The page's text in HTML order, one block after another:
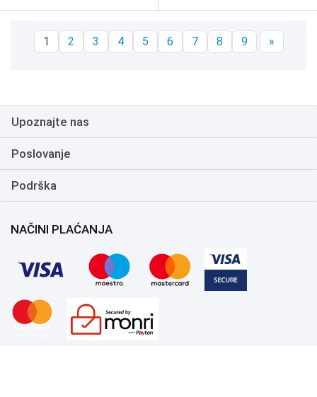
1 2 3 4 5 6 7 8 9 »
Upoznajte nas
Poslovanje
Podrška
NAČINI PLAĆANJA